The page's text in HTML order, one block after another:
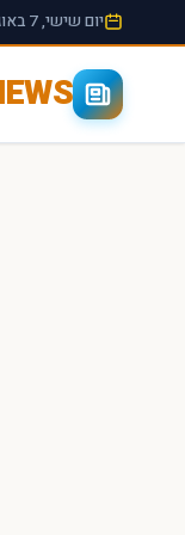
יום שישי, 7 באוגוסט 2026